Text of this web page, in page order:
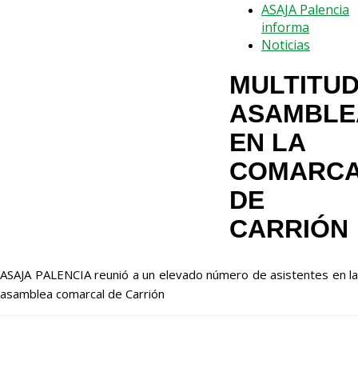
ASAJA Palencia
informa
Noticias
EN LA
DE
CARRIÓN
ASAJA PALENCIA reunió a un elevado número de asistentes en la
asamblea comarcal de Carrión